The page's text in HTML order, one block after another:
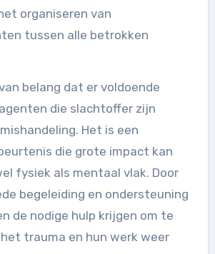
organiseren van
tussen alle betrokken
belang dat er voldoende
die slachtoffer zijn
Het is een
die grote impact kan
fysiek als mentaal vlak. Door
begeleiding en ondersteuning
de nodige hulp krijgen om te
trauma en hun werk weer